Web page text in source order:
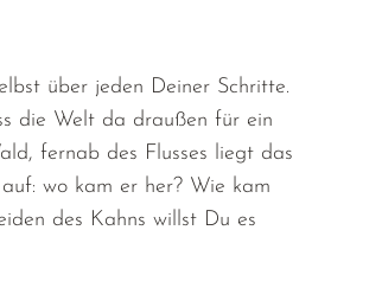
über jeden Deiner Schritte.
die Welt da draußen für ein
fernab des Flusses liegt das
wo kam er her? Wie kam
des Kahns willst Du es